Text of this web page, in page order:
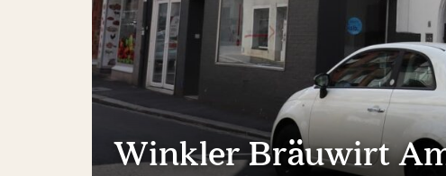
Winkler Bräuwirt